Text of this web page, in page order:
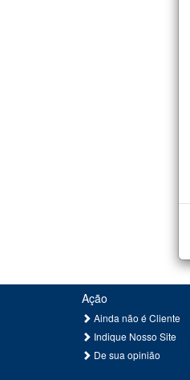
Ação
Ainda não é Cliente
Indique Nosso Site
De sua opinião